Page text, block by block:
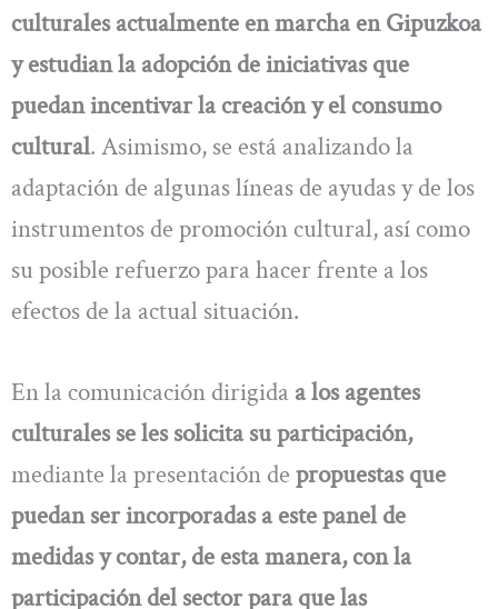
culturales actualmente en marcha en Gipuzkoa
y estudian la adopción de iniciativas que
puedan incentivar la creación y el consumo
cultural. Asimismo, se está analizando la
adaptación de algunas líneas de ayudas y de los
instrumentos de promoción cultural, así como
su posible refuerzo para hacer frente a los
efectos de la actual situación.
En la comunicación dirigida a los agentes
culturales se les solicita su participación,
mediante la presentación de propuestas que
puedan ser incorporadas a este panel de
medidas y contar, de esta manera, con la
participación del sector para que las